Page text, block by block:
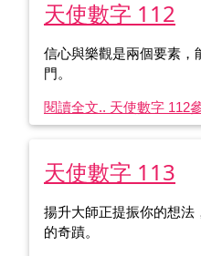
天使數字 112
信心與樂觀是兩個要素，
門。
閱讀全文.. 天使數字 112
天使數字 113
揚升大師正提振你的想法
的奇蹟。